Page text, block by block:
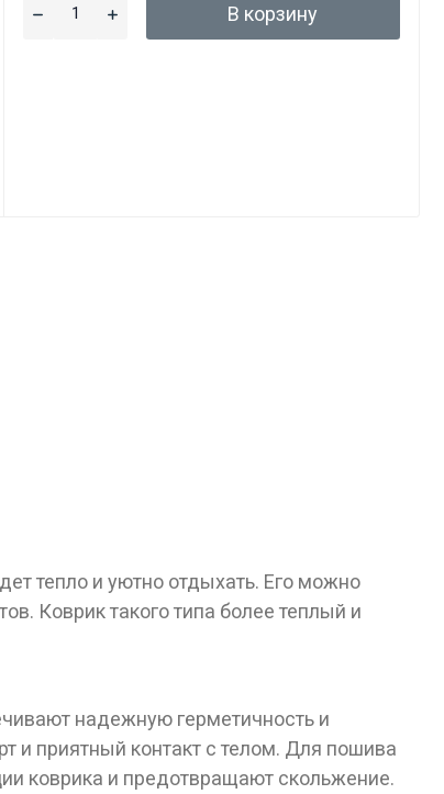
В корзину
тепло и уютно отдыхать. Его можно
Коврик такого типа более теплый и
надежную герметичность и
и приятный контакт с телом. Для пошива
коврика и предотвращают скольжение.